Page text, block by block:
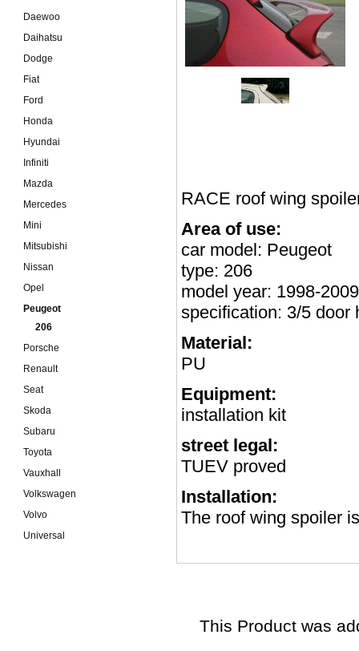
RACE roof wing
Area of use:
car model: Peugeot
type: 206
model year: 1998-2009
specification: 3/5 door
Material:
PU
Equipment:
installation kit
street legal:
TUEV proved
Installation:
The roof wing spoiler
This Product was
Daewoo
Daihatsu
Dodge
Fiat
Ford
Honda
Hyundai
Infiniti
Mazda
Mercedes
Mini
Mitsubishi
Nissan
Opel
Peugeot
206
Porsche
Renault
Seat
Skoda
Subaru
Toyota
Vauxhall
Volkswagen
Volvo
Universal